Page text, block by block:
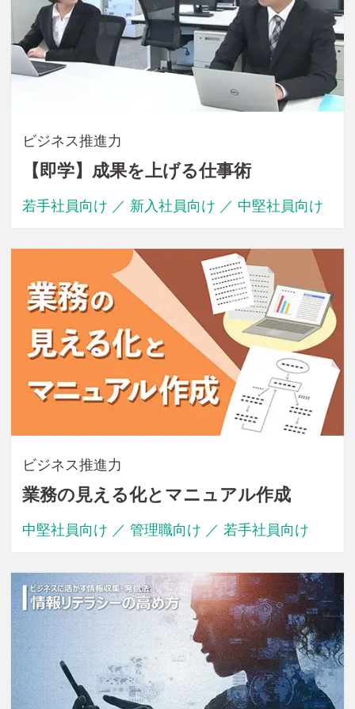
ビジネス推進力
【即学】成果を上げる仕事術
若手社員向け ／ 新入社員向け ／ 中堅社員向け
ビジネス推進力
業務の見える化とマニュアル作成
中堅社員向け ／ 管理職向け ／ 若手社員向け